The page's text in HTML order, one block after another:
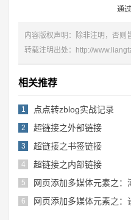
通
内容版权声明：除非注明，否则
转载注明出处： http://
相关推荐
1 点点转zblog实战记录
2 超链接之外部链接
3 超链接之书签链接
4 超链接之内部链接
5 网页添加多媒体元素之：
6 网页添加多媒体元素之：